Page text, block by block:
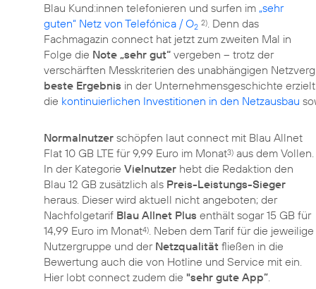
Blau Kund:innen telefonieren und surfen im „sehr
guten“ Netz von Telefónica / O2 2). Denn das
Fachmagazin connect hat jetzt zum zweiten Mal in
Folge die Note „sehr gut“ vergeben – trotz der
verschärften Messkriterien des unabhängigen
beste Ergebnis in der Unternehmensgeschichte
die kontinuierlichen Investitionen in den Netzausbau
Normalnutzer schöpfen laut connect mit Blau Allnet
Flat 10 GB LTE für 9,99 Euro im Monat3) aus dem Vollen.
In der Kategorie Vielnutzer hebt die Redaktion den
Blau 12 GB zusätzlich als Preis-Leistungs-Sieger
heraus. Dieser wird aktuell nicht angeboten; der
Nachfolgetarif Blau Allnet Plus enthält sogar 15 GB für
14,99 Euro im Monat4). Neben dem Tarif für die jeweilige
Nutzergruppe und der Netzqualität fließen in die
Bewertung auch die von Hotline und Service mit ein.
Hier lobt connect zudem die "sehr gute App”.